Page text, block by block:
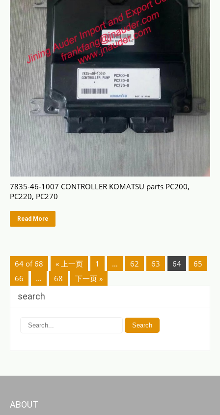
7835-46-1007 CONTROLLER KOMATSU parts PC200,
PC220, PC270
Read More
64 of 68 « 上一页 1 … 62 63 64
65
66
… 68 下一页 »
search
ABOUT